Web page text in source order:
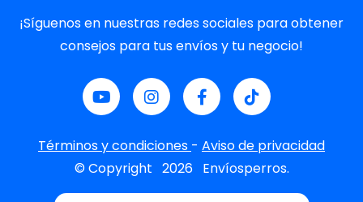
¡Síguenos en nuestras redes sociales para obtener
consejos para tus envíos y tu negocio!
Términos y condiciones - Aviso de privacidad
© Copyright 2026 Envíosperros.